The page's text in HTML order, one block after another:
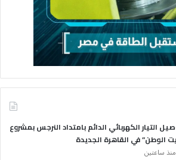
التيار الكهربائي الدائم بامتداد النرجس بمشروع
الوطن” في القاهرة الجديدة
منذ ساعتين